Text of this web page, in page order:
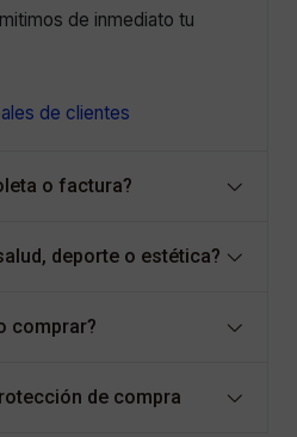
de inmediato tu
de clientes
o factura?
deporte o estética?
comprar?
de compra